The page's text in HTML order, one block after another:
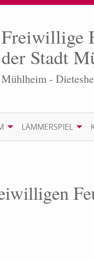
Freiwillige
der Stadt
Mühlheim -
LÄMMERSPIEL